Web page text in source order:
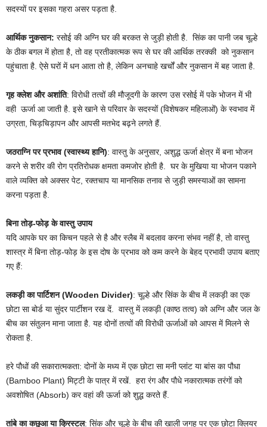
सदस्यों पर इसका गहरा असर पड़ता है.
आर्थिक नुकसान: रसोई की अग्नि घर की बरकत से जुड़ी होती है. सिंक का पानी जब चूल्हे
के ठीक बगल में होता है, तो वह प्रतीकात्मक रूप से घर की आर्थिक तरक्की को नुकसान
पहुंचाता है. ऐसे घरों में धन आता तो है, लेकिन अनचाहे खर्चों और नुकसान में बह जाता है.
गृह क्लेश और अशांति: विरोधी तत्वों की मौजूदगी के कारण उस रसोई में पके भोजन में भी
वही ऊर्जा आ जाती है. इसे खाने से परिवार के सदस्यों (विशेषकर महिलाओं) के स्वभाव में
उग्रता, चिड़चिड़ापन और आपसी मतभेद बढ़ने लगते हैं.
जठराग्नि पर प्रभाव (स्वास्थ्य हानि): वास्तु के अनुसार, अशुद्ध ऊर्जा क्षेत्र में बना भोजन
करने से शरीर की रोग प्रतिरोधक क्षमता कमजोर होती है. घर के मुखिया या भोजन पकाने
वाले व्यक्ति को अक्सर पेट, रक्तचाप या मानसिक तनाव से जुड़ी समस्याओं का सामना
करना पड़ता है.
बिना तोड़-फोड़ के वास्तु उपाय
यदि आपके घर का किचन पहले से है और स्लैब में बदलाव करना संभव नहीं है, तो वास्तु
शास्त्र में बिना तोड़-फोड़ के इस दोष के प्रभाव को कम करने के बेहद प्रभावी उपाय बताए
गए हैं:
लकड़ी का पार्टिशन (Wooden Divider): चूल्हे और सिंक के बीच में लकड़ी का एक
छोटा सा बोर्ड या सुंदर पार्टीशन रख दें. वास्तु में लकड़ी (काष्ठ तत्व) को अग्नि और जल के
बीच का संतुलन माना जाता है. यह दोनों तत्वों की विरोधी ऊर्जाओं को आपस में मिलने से
रोकता है.
हरे पौधों की सकारात्मकता: दोनों के मध्य में एक छोटा सा मनी प्लांट या बांस का पौधा
(Bamboo Plant) मिट्टी के पात्र में रखें. हरा रंग और पौधे नकारात्मक तरंगों को
अवशोषित (Absorb) कर वहां की ऊर्जा को शुद्ध करते हैं.
तांबे का कछुआ या क्रिस्टल: सिंक और चूल्हे के बीच की खाली जगह पर एक छोटा क्लियर